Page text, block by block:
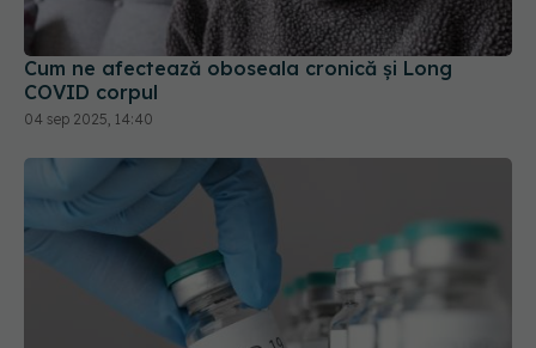
Cum ne afectează oboseala cronică și Long
COVID corpul
04 sep 2025, 14:40